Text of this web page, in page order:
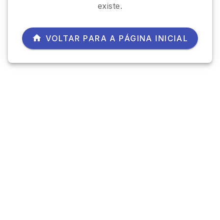
existe.
VOLTAR PARA A PÁGINA INICIAL